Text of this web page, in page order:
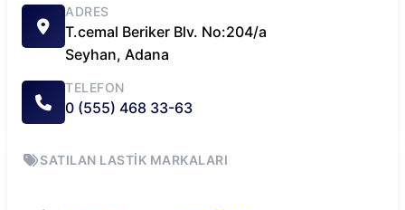
ADRES
T.cemal Beriker Blv. No:204/a
Seyhan, Adana
TELEFON
0 (555) 468 33-63
SATILAN LASTIK MARKALARI